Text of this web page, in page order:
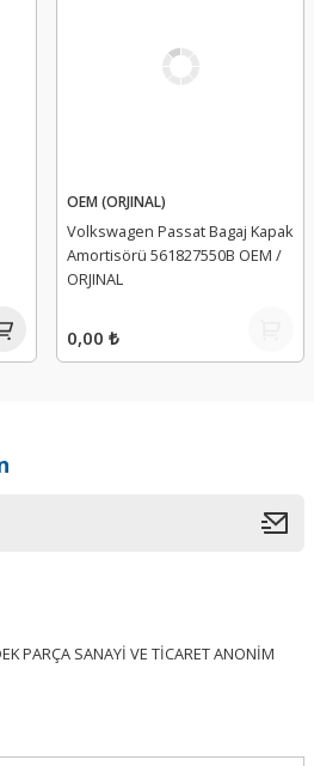
OEM (ORJINAL)
Volkswagen Passat Bagaj Kapak
Amortisörü 561827550B OEM /
ORJINAL
0,00 ₺
PARÇA SANAYİ VE TİCARET ANONİM